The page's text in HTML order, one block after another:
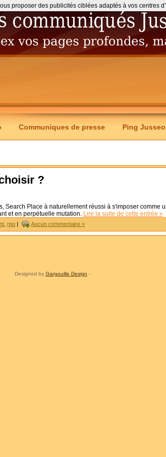
Communiques de presse Ping Jusseo
?
Search Place à naturellement réussi à s'imposer comme
et en perpétuelle mutation. Lire la suite de cette entrée »
rpo | Aucun commentaire »
Designed by Gargouille Design -
proposer des publicités ciblées adaptés à vos centres